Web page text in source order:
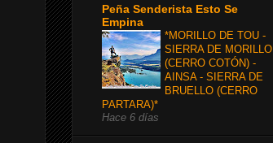
Peña Senderista Esto Se
Empina
*MORILLO DE TOU -
SIERRA DE MORILLO
(CERRO COTÓN) -
AINSA - SIERRA DE
BRUELLO (CERRO
PARTARA)*
Hace 6 días